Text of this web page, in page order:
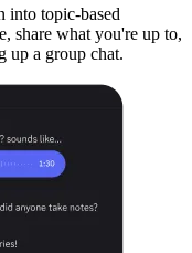
into topic-based
share what you're up to,
a group chat.